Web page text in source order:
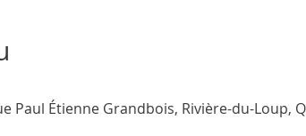
Paul Étienne Grandbois, Rivière-du-Loup,